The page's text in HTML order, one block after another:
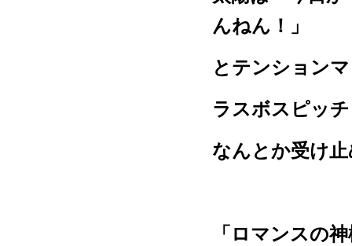
んねん！」
とテンション
ラスボスピッ
なんとか受け
「ロマンスの